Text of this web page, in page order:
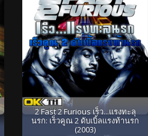
2 Fast 2 Furious เร็ว...แรงทะลุ
นรก: เร็วคูณ 2 ดับเบิ้ลแรงท้านรก
(2003)